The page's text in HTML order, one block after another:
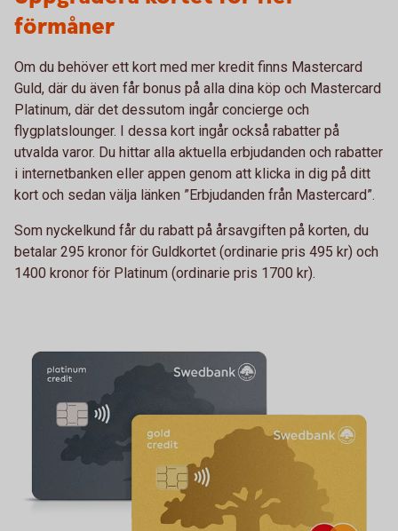
förmåner
Om du behöver ett kort med mer kredit finns Mastercard
Guld, där du även får bonus på alla dina köp och Mastercard
Platinum, där det dessutom ingår concierge och
flygplatslounger. I dessa kort ingår också rabatter på
utvalda varor. Du hittar alla aktuella erbjudanden och rabatter
i internetbanken eller appen genom att klicka in dig på ditt
kort och sedan välja länken ”Erbjudanden från Mastercard”.
Som nyckelkund får du rabatt på årsavgiften på korten, du
betalar 295 kronor för Guldkortet (ordinarie pris 495 kr) och
1400 kronor för Platinum (ordinarie pris 1700 kr).